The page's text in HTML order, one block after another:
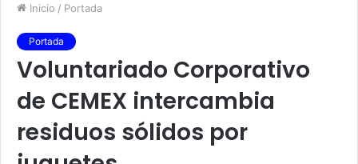
Inicio / Portada
Portada
Voluntariado Corporativo
de CEMEX intercambia
residuos sólidos por